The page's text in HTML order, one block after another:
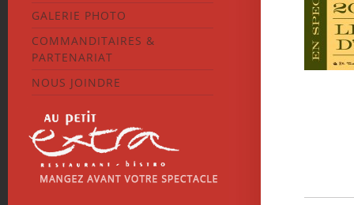
GALERIE PHOTO
COMMANDITAIRES &
PARTENARIAT
NOUS JOINDRE